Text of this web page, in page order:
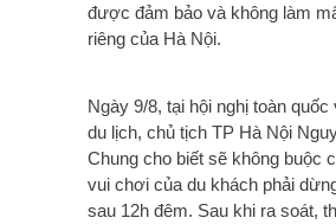
được đảm bảo và không làm
riêng của Hà Nội.
Ngày 9/8, tại hội nghị toàn quốc
du lịch, chủ tịch TP Hà Nội
Chung cho biết sẽ không buộc
vui chơi của du khách phải
sau 12h đêm. Sau khi ra soát,